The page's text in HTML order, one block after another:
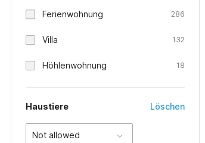
Ferienwohnung 286
Villa 132
Höhlenwohnung 18
Haustiere Löschen
Not allowed